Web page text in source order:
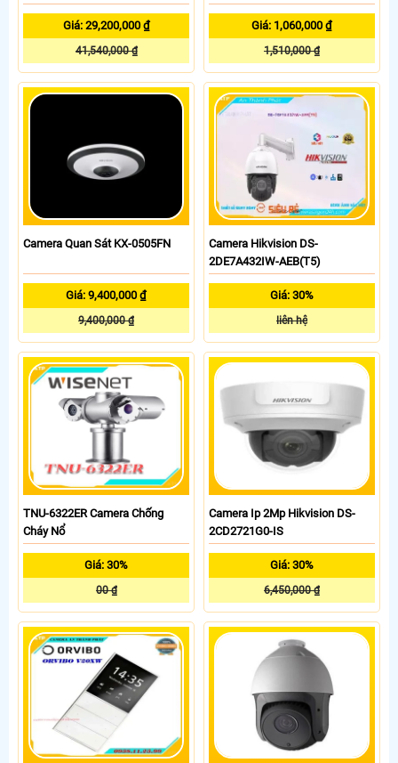
Giá: 29,200,000 ₫
41,540,000 ₫
Giá: 1,060,000 ₫
1,510,000 ₫
Camera Quan Sát KX-0505FN
Giá: 9,400,000 ₫
9,400,000 ₫
Camera Hikvision DS-
2DE7A432IW-AEB(T5)
Giá: 30%
liên hệ
TNU-6322ER Camera Chống
Cháy Nổ
Giá: 30%
00 ₫
Camera Ip 2Mp Hikvision DS-
2CD2721G0-IS
Giá: 30%
6,450,000 ₫